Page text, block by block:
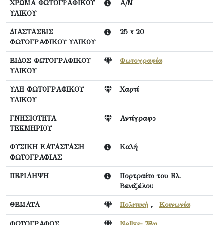
ΧΡΩΜΑ ΦΩΤΟΓΡΑΦΙΚΟΥ
ΥΛΙΚΟΥ
Α/Μ
ΔΙΑΣΤΑΣΕΙΣ
ΦΩΤΟΓΡΑΦΙΚΟΥ ΥΛΙΚΟΥ
25 x 20
ΕΙΔΟΣ ΦΩΤΟΓΡΑΦΙΚΟΥ
ΥΛΙΚΟΥ
Φωτογραφία
ΥΛΗ ΦΩΤΟΓΡΑΦΙΚΟΥ
ΥΛΙΚΟΥ
Χαρτί
ΓΝΗΣΙΟΤΗΤΑ
ΤΕΚΜΗΡΙΟΥ
Αντίγραφο
ΦΥΣΙΚΗ ΚΑΤΑΣΤΑΣΗ
ΦΩΤΟΓΡΑΦΙΑΣ
Καλή
ΠΕΡΙΛΗΨΗ
Πορτραίτο του Ελ.
Βενιζέλου
ΘΕΜΑΤΑ Πολιτική , Κοινωνία